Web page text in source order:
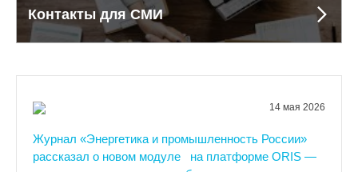
14 мая 2026
Журнал «Энергетика и промышленность России»
рассказал о новом модуле на платформе ORIS —
Контакты для СМИ